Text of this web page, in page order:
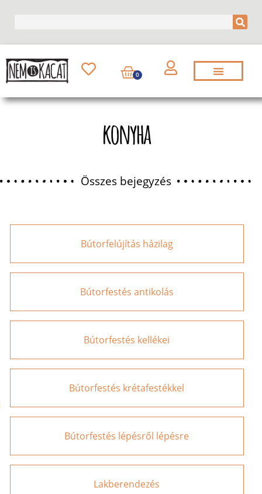
0
konyha
Összes bejegyzés
Bútorfelújítás házilag
Bútorfestés antikolás
Bútorfestés kellékei
Bútorfestés krétafestékkel
Bútorfestés lépésről lépésre
Lakberendezés